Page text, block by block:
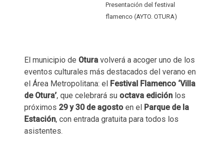
Presentación del festival
flamenco (AYTO. OTURA)
El municipio de Otura volverá a acoger uno de los
eventos culturales más destacados del verano en
el Área Metropolitana: el
Festival Flamenco ‘Villa
de Otura’, que celebrará su octava edición los
próximos 29 y 30 de agosto en el
Parque de la
Estación, con entrada gratuita para todos los
asistentes.